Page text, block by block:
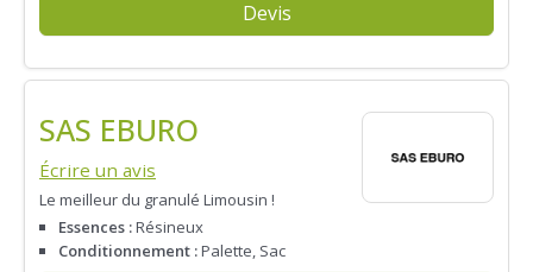
Devis
SAS EBURO
Écrire un avis
Le meilleur du granulé Limousin !
Essences :Résineux
Conditionnement :Palette, Sac